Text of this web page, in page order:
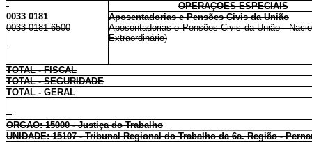
OPERAÇÕES ESPECIAIS
0033 0181
Aposentadorias e Pensões Civis da União
0033 0181 6500
Aposentadorias e Pensões Civis da União -
Extraordinário)
TOTAL - FISCAL
TOTAL - SEGURIDADE
TOTAL - GERAL
ÓRGÃO: 15000 - Justiça do Trabalho
UNIDADE: 15107 - Tribunal Regional do Trabalho da 6a. Região -